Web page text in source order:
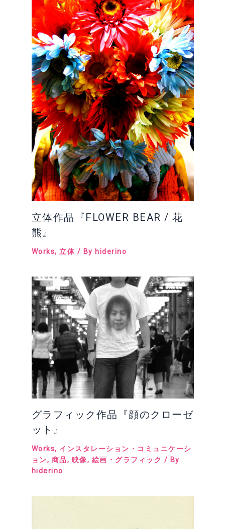
立体作品『FLOWER BEAR / 花
熊』
Works, 立体 / By hiderino
グラフィック作品『顔のクローゼ
ット』
Works, インスタレーション・コミュニケーシ
ョン, 商品, 映像, 絵画・グラフィック / By
hiderino